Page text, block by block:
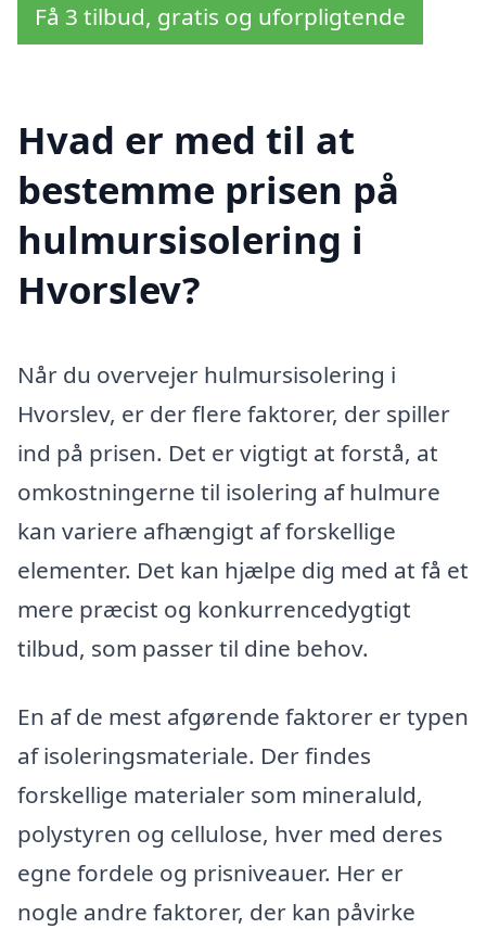
Få 3 tilbud, gratis og uforpligtende
Hvad er med til at
bestemme prisen på
hulmursisolering i
Hvorslev?
Når du overvejer hulmursisolering i
Hvorslev, er der flere faktorer, der spiller
ind på prisen. Det er vigtigt at forstå, at
omkostningerne til isolering af hulmure
kan variere afhængigt af forskellige
elementer. Det kan hjælpe dig med at få et
mere præcist og konkurrencedygtigt
tilbud, som passer til dine behov.
En af de mest afgørende faktorer er typen
af isoleringsmateriale. Der findes
forskellige materialer som mineraluld,
polystyren og cellulose, hver med deres
egne fordele og prisniveauer. Her er
nogle andre faktorer, der kan påvirke